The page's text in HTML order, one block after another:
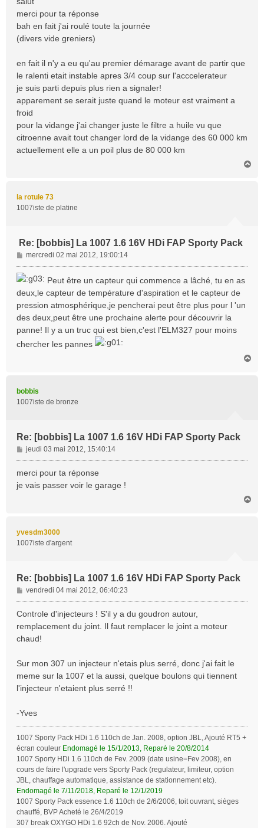
a
g
e
merci pour ta réponse
bah en fait j'ai roulé toute la journée
(divers vide greniers)
en fait il n'y a eu qu'au premier démarage avant de partir que
le ralenti etait instable apres 3/4 coup sur l'acccelerateur
je suis parti depuis plus rien a signaler!
apparement se serait juste quand le moteur est vraiment a
froid
pour la vidange j'ai changer juste le filtre a huile vu que
citroenne avait tout changer lord de la vidange des 60 000 km
actuellement elle a un poil plus de 80 000 km
la rotule 73
1007iste de platine
Re: [bobbis] La 1007 1.6 16V HDi FAP Sporty Pack
M
e
s
a
g
e
mercredi 02 mai 2012, 19:00:14
Peut être un capteur qui commence a lâché, tu en as
deux,le capteur de température d'aspiration et le capteur de
pression atmosphérique,je pencherai peut être plus pour l 'un
des deux,peut être une prochaine alerte pour découvrir la
panne! Il y a un truc qui est bien,c'est l'ELM327 pour moins
chercher les pannes
bobbis
1007iste de bronze
Re: [bobbis] La 1007 1.6 16V HDi FAP Sporty Pack
M
e
a
jeudi 03 mai 2012, 15:40:14
merci pour ta réponse
je vais passer voir le garage !
yvesdm3000
1007iste d'argent
Re: [bobbis] La 1007 1.6 16V HDi FAP Sporty Pack
M
e
a
g
vendredi 04 mai 2012, 06:40:23
Controle d'injecteurs ! S'il y a du goudron autour,
remplacement du joint. Il faut remplacer le joint a moteur
chaud!
Sur mon 307 un injecteur n'etais plus serré, donc j'ai fait le
meme sur la 1007 et la aussi, quelque boulons qui tiennent
l'injecteur n'etaient plus serré !!
-Yves
1007 Sporty Pack HDi 1.6 110ch de Jan. 2008, option JBL, Ajouté RT5 +
écran couleur Endomagé le 15/1/2013, Reparé le 20/8/2014
1007 Sporty HDi 1.6 110ch de Fev. 2009 (date usine=Fev 2008), en
cours de faire l'upgrade vers Sporty Pack (regulateur, limiteur, option
JBL, chauffage automatique, assistance de stationnement etc).
Endomagé le 7/11/2018, Reparé le 12/1/2019
1007 Sporty Pack essence 1.6 110ch de 2/6/2006, toit ouvrant, sièges
chauffé, BVP Acheté le 26/4/2019
307 break OXYGO HDi 1.6 92ch de Nov. 2006. Ajouté